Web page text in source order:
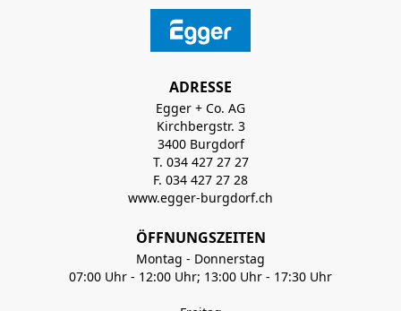
ADRESSE
Egger + Co. AG
Kirchbergstr. 3
3400 Burgdorf
T. 034 427 27 27
F. 034 427 27 28
www.egger-burgdorf.ch
ÖFFNUNGSZEITEN
Montag - Donnerstag
07:00 Uhr - 12:00 Uhr; 13:00 Uhr - 17:30 Uhr